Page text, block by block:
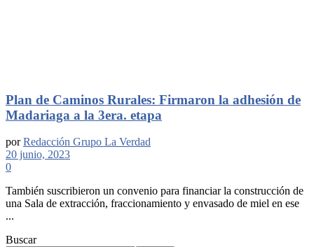
Plan de Caminos Rurales: Firmaron la adhesión de
Madariaga a la 3era. etapa
por Redacción Grupo La Verdad
20 junio, 2023
0
También suscribieron un convenio para financiar la construcción de
una Sala de extracción, fraccionamiento y envasado de miel en ese
...
Buscar